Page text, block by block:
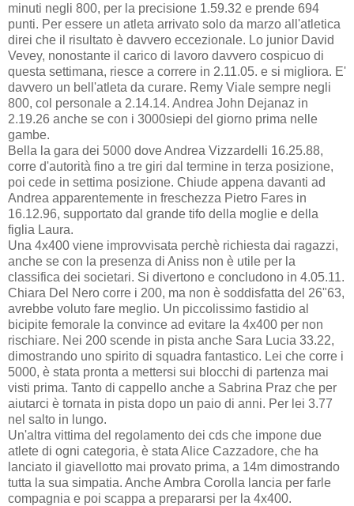
minuti negli 800, per la precisione 1.59.32 e prende 694
punti. Per essere un atleta arrivato solo da marzo all'atletica
direi che il risultato è davvero eccezionale. Lo junior David
Vevey, nonostante il carico di lavoro davvero cospicuo di
questa settimana, riesce a correre in 2.11.05. e si migliora. E'
davvero un bell'atleta da curare. Remy Viale sempre negli
800, col personale a 2.14.14. Andrea John Dejanaz in
2.19.26 anche se con i 3000siepi del giorno prima nelle
gambe.
Bella la gara dei 5000 dove Andrea Vizzardelli 16.25.88,
corre d'autorità fino a tre giri dal termine in terza posizione,
poi cede in settima posizione. Chiude appena davanti ad
Andrea apparentemente in freschezza Pietro Fares in
16.12.96, supportato dal grande tifo della moglie e della
figlia Laura.
Una 4x400 viene improvvisata perchè richiesta dai ragazzi,
anche se con la presenza di Aniss non è utile per la
classifica dei societari. Si divertono e concludono in 4.05.11.
Chiara Del Nero corre i 200, ma non è soddisfatta del 26"63,
avrebbe voluto fare meglio. Un piccolissimo fastidio al
bicipite femorale la convince ad evitare la 4x400 per non
rischiare. Nei 200 scende in pista anche Sara Lucia 33.22,
dimostrando uno spirito di squadra fantastico. Lei che corre i
5000, è stata pronta a mettersi sui blocchi di partenza mai
visti prima. Tanto di cappello anche a Sabrina Praz che per
aiutarci è tornata in pista dopo un paio di anni. Per lei 3.77
nel salto in lungo.
Un'altra vittima del regolamento dei cds che impone due
atlete di ogni categoria, è stata Alice Cazzadore, che ha
lanciato il giavellotto mai provato prima, a 14m dimostrando
tutta la sua simpatia. Anche Ambra Corolla lancia per farle
compagnia e poi scappa a prepararsi per la 4x400.